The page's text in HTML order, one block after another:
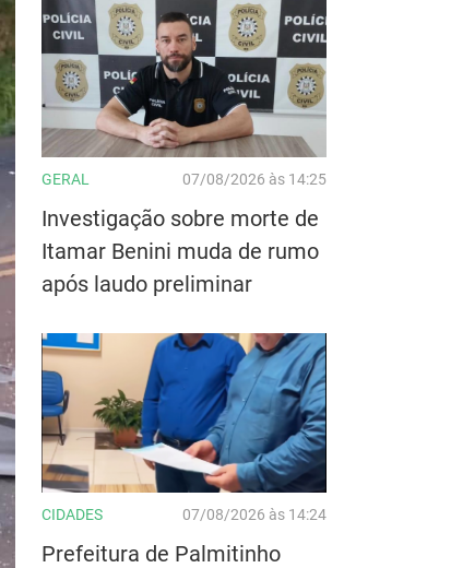
GERAL 07/08/2026 às 14:25
Investigação sobre morte de
Itamar Benini muda de rumo
após laudo preliminar
CIDADES 07/08/2026 às 14:24
Prefeitura de Palmitinho